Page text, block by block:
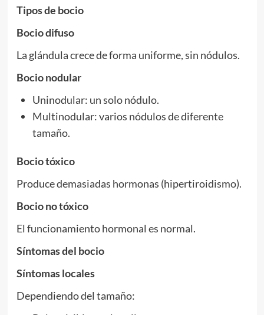
Tipos de bocio
Bocio difuso
La glándula crece de forma uniforme, sin nódulos.
Bocio nodular
Uninodular: un solo nódulo.
Multinodular: varios nódulos de diferente
tamaño.
Bocio tóxico
Produce demasiadas hormonas (hipertiroidismo).
Bocio no tóxico
El funcionamiento hormonal es normal.
Síntomas del bocio
Síntomas locales
Dependiendo del tamaño: